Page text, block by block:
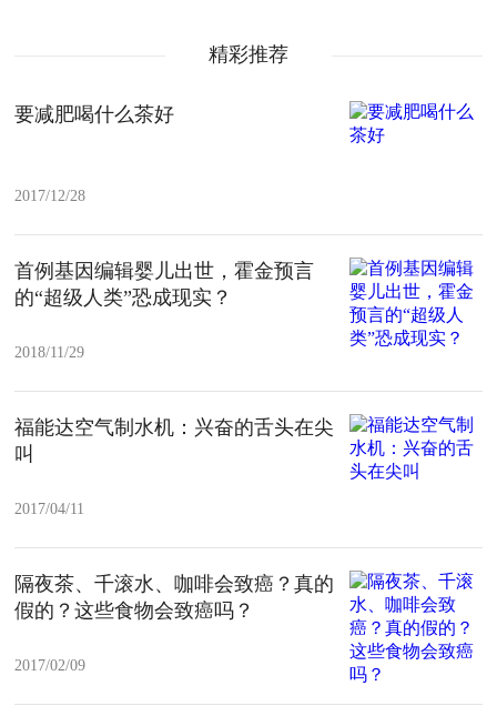
精彩推荐
要减肥喝什么茶好
2017/12/28
首例基因编辑婴儿出世，霍金预言
的“超级人类”恐成现实？
2018/11/29
福能达空气制水机：兴奋的舌头在尖
叫
2017/04/11
隔夜茶、千滚水、咖啡会致癌？真的
假的？这些食物会致癌吗？
2017/02/09